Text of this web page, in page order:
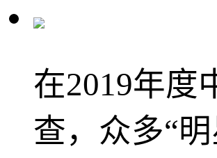
在2019年度
查，众多“